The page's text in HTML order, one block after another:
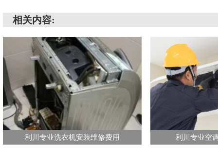
相关内容:
利川专业洗衣机安装维修费用 利川专业空